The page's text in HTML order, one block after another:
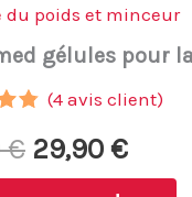
du poids et minceur
gélules pour
(4avis client)
€ Le
29,90 €Le